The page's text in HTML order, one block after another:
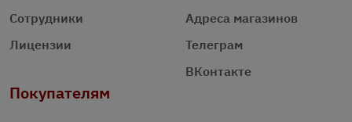
Сотрудники
Лицензии
Адреса магазинов
Телеграм
ВКонтакте
Покупателям